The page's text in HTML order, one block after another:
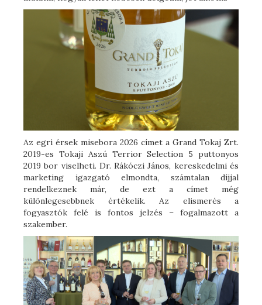
Az egri érsek misebora 2026 címet a Grand Tokaj Zrt.
2019-es Tokaji Aszú Terrior Selection 5 puttonyos
2019 bor viselheti. Dr. Rákóczi János, kereskedelmi és
marketing igazgató elmondta, számtalan díjjal
rendelkeznek már, de ezt a címet még
különlegesebbnek értékelik. Az elismerés a
fogyasztók felé is fontos jelzés – fogalmazott a
szakember.